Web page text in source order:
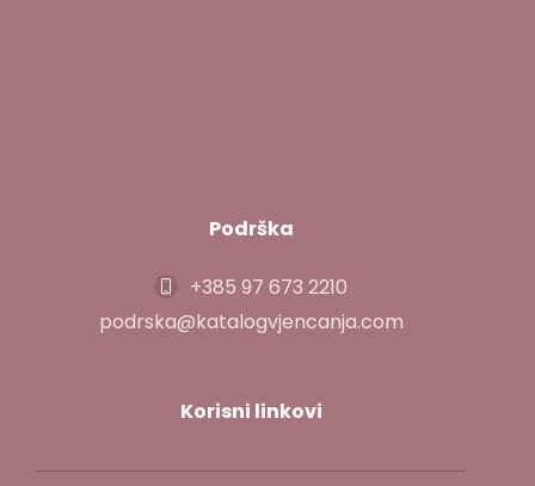
Podrška
+385 97 673 2210
podrska@katalogvjencanja.com
Korisni linkovi